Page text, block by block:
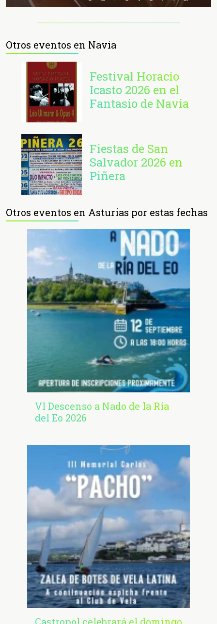
Otros eventos en Navia
Festival Horacio
Icasto 2026 en el
Fantasio de Navia
Fiestas de San
Salvador 2026 en
Piñera
Otros eventos en Asturias por estas fechas
VI Descenso a Nado de la Ría
del Eo 2026